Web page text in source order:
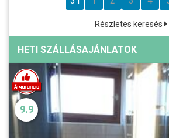
Részletes keresés
HETI SZÁLLÁSAJÁNLATOK
9.9